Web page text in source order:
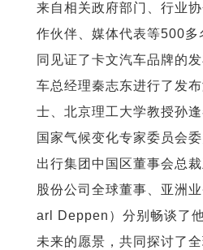
来自相关政府部门、行业
作伙伴、媒体代表等500多
同见证了卡文汽车品牌的
车总经理秦志东进行了发
士、北京理工大学教授孙
国家气候变化专家委员会
出行集团中国区董事会总
股份公司全球董事、亚洲
arl Deppen）分别畅谈了
未来的愿景，共同探讨了